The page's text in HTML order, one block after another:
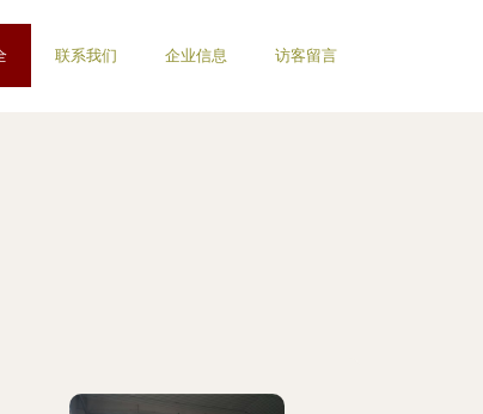
联系我们 企业信息 访客留言